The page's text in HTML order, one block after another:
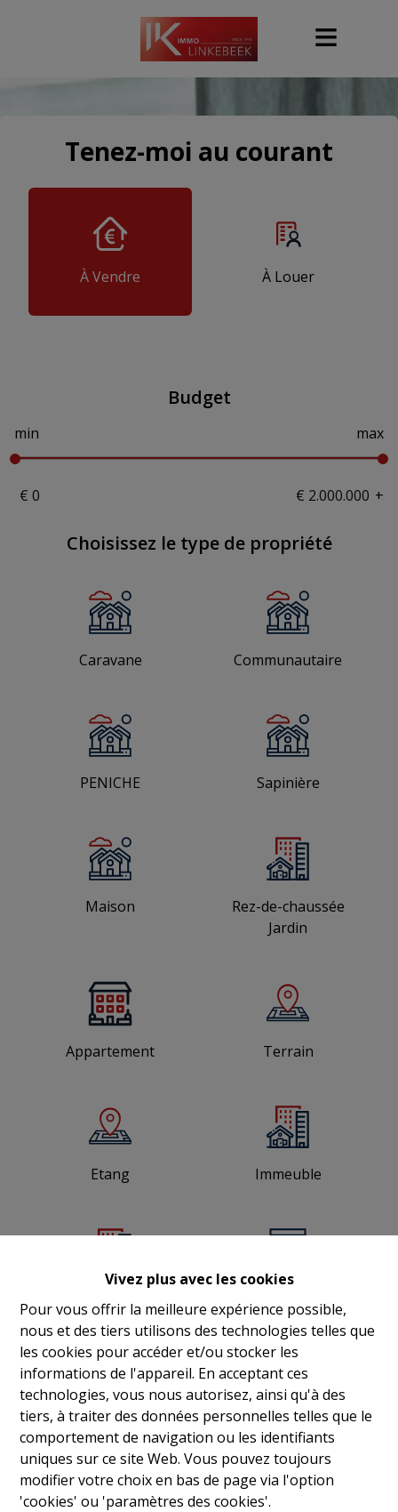
Vivez plus avec les cookies
Pour vous offrir la meilleure expérience possible,
nous et des tiers utilisons des technologies telles que
les cookies pour accéder et/ou stocker les
informations de l'appareil. En acceptant ces
technologies, vous nous autorisez, ainsi qu'à des
tiers, à traiter des données personnelles telles que le
comportement de navigation ou les identifiants
uniques sur ce site Web. Vous pouvez toujours
modifier votre choix en bas de page via l'option
'cookies' ou 'paramètres des cookies'.
Tenez-moi au courant
À Vendre À Louer
Budget
min max
+
Choisissez le type de propriété
Caravane Communautaire
PENICHE Sapinière
Maison
Rez-de-chaussée
Jardin
Appartement Terrain
Etang Immeuble
Commerce Atelier